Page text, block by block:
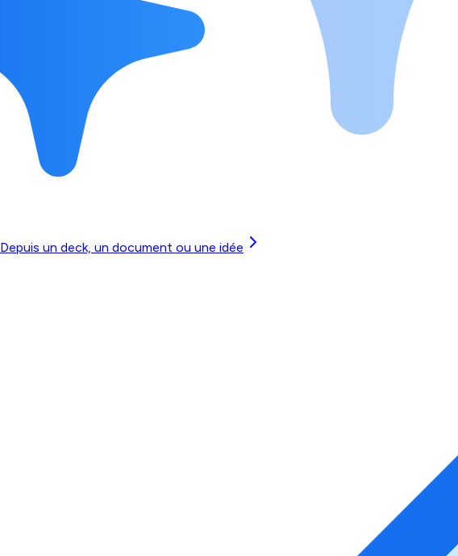
Depuis un deck, un document ou une idée